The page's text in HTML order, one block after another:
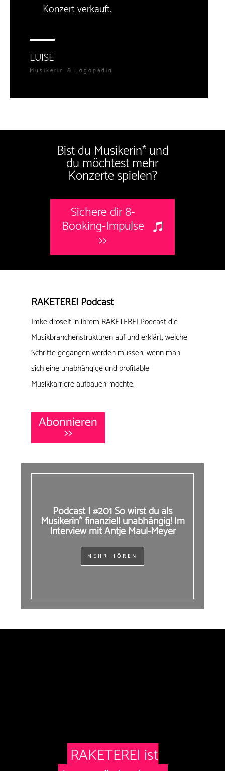
Konzert verkauft.
LUISE
Musikerin & Logopädin
Bist du Musikerin* und
du möchtest mehr
Konzerte spielen?
Sichere dir 8-
Booking-Impulse
>>
RAKETEREI Podcast
Imke dröselt in ihrem RAKETEREI Podcast die
Musikbranchenstrukturen auf und erklärt, welche
Schritte gegangen werden müssen, wenn man
sich eine unabhängige und profitable
Musikkarriere aufbauen möchte.
Abonnieren
>>
Podcast | #201 So wirst du als
Musikerin* finanziell unabhängig! Im
Interview mit Antje Maul-Meyer
MEHR HÖREN
RAKETEREI ist